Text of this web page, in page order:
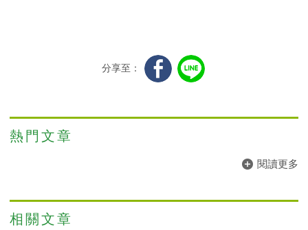
分享至：
熱門文章
閱讀更多
相關文章